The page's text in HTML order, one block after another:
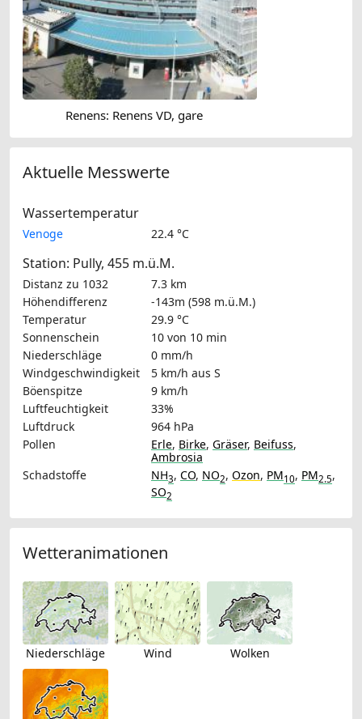
Renens: Renens VD, gare
Aktuelle Messwerte
Wassertemperatur
Venoge 22.4 °C
Station: Pully, 455 m.ü.M.
Distanz zu 1032
7.3 km
Höhendifferenz
-143m (598 m.ü.M.)
Temperatur
29.9 °C
Sonnenschein
10 von 10 min
Niederschläge
0 mm/h
Windgeschwindigkeit
5 km/h aus S
Böenspitze
9 km/h
Luftfeuchtigkeit
33%
Luftdruck
964 hPa
Pollen
Erle, Birke, Gräser, Beifuss,
Ambrosia
Schadstoffe
NH3, CO, NO2, Ozon, PM10, PM2.5,
SO2
Wetteranimationen
Niederschläge Wind Wolken